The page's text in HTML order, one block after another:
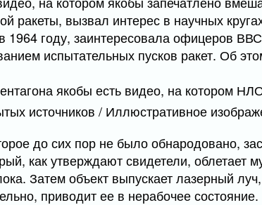
ракеты, вызвал интерес в научных
1964 году, заинтересовала офицеров
испытательных пусков ракет. Об
источников / Иллюстративное
до сих пор не было обнародовано,
как утверждают свидетели, облетает
Затем объект выпускает лазерный
приводит ее в нерабочее состояние.